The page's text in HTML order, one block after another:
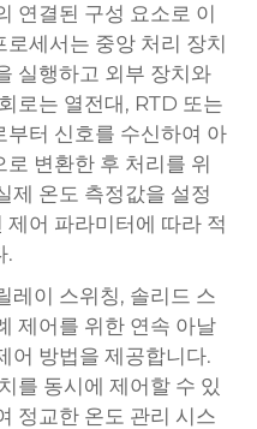
연결된 구성 요소로 이
세서는 중앙 처리 장치
실행하고 외부 장치와
로는 열전대, RTD 또는
터 신호를 수신하여 아
변환한 후 처리를 위
제 온도 측정값을 설정
어 파라미터에 따라 적
.
레이 스위칭, 솔리드 스
제어를 위한 연속 아날
어 방법을 제공합니다.
를 동시에 제어할 수 있
정교한 온도 관리 시스